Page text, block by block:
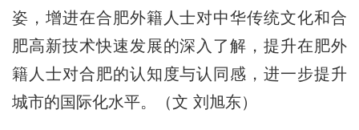
姿，增进在合肥外籍人士对中华传统文化和合
肥高新技术快速发展的深入了解，提升在肥外
籍人士对合肥的认知度与认同感，进一步提升
城市的国际化水平。（文 刘旭东）